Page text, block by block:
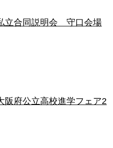
立合同説明会 守口会場
阪府公立高校進学フェア2